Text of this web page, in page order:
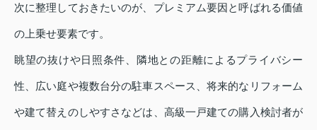
次に整理しておきたいのが、プレミアム要因と呼ばれる価値
の上乗せ要素です。
眺望の抜けや日照条件、隣地との距離によるプライバシー
性、広い庭や複数台分の駐車スペース、将来的なリフォーム
や建て替えのしやすさなどは、高級一戸建ての購入検討者が